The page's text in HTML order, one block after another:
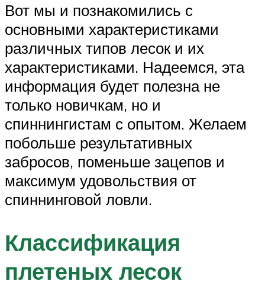
Вот мы и познакомились с
основными характеристиками
различных типов лесок и их
характеристиками. Надеемся, эта
информация будет полезна не
только новичкам, но и
спиннингистам с опытом. Желаем
побольше результативных
забросов, поменьше зацепов и
максимум удовольствия от
спиннинговой ловли.
Классификация
плетеных лесок